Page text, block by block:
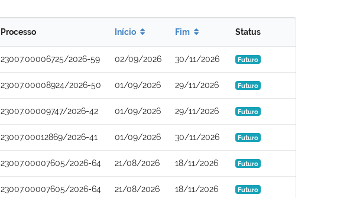
Processo Início Fim Status
23007.00006725/2026-59 02/09/2026 30/11/2026 Futuro
23007.00008924/2026-50 01/09/2026 29/11/2026 Futuro
23007.00009747/2026-42 01/09/2026 29/11/2026 Futuro
23007.00012869/2026-41 01/09/2026 30/11/2026 Futuro
23007.00007605/2026-64 21/08/2026 18/11/2026 Futuro
23007.00007605/2026-64 21/08/2026 18/11/2026 Futuro